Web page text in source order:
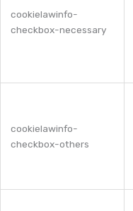
cookielawinfo-
checkbox-necessary
cookielawinfo-
checkbox-others